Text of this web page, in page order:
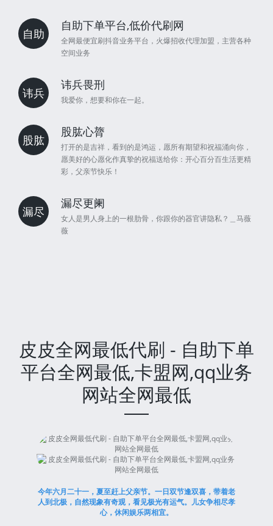
自助
自助下单平台,低价代刷网
全网最便宜刷抖音业务平台，火爆招收代理加盟，主营各种
空间业务
讳兵
讳兵畏刑
我爱你，想要和你在一起。
股肱
股肱心膂
打开的是吉祥，看到的是鸿运，愿所有期望和祝福涌向你，
愿美好的心愿化作真挚的祝福送给你：开心百分百生活更精
彩，父亲节快乐！
漏尽
漏尽更阑
女人是男人身上的一根肋骨，你跟你的器官讲隐私？＿马薇
薇
皮皮全网最低代刷 - 自助下单
平台全网最低,卡盟网,qq业务
网站全网最低
今年六月二十一，夏至赶上父亲节。一日双节逢双喜，带着老
人到北极，自然现象有奇观，看见极光有运气。儿女争相尽孝
心，休闲娱乐两相宜。